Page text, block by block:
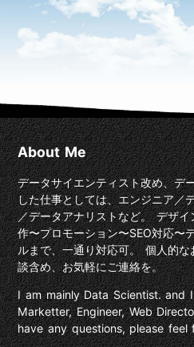
About Me
データサイエンティスト改め、デ
した仕事としては、エンジニア／
／データアナリストなど。 デザ
作〜プロモーション〜SEO対応〜
ルまで、一通り対応可。 個人的
談含め、お気軽にご連絡を。
I am mainly Data Scientist. and
Marketter, Engineer, Web
have any questions, please feel